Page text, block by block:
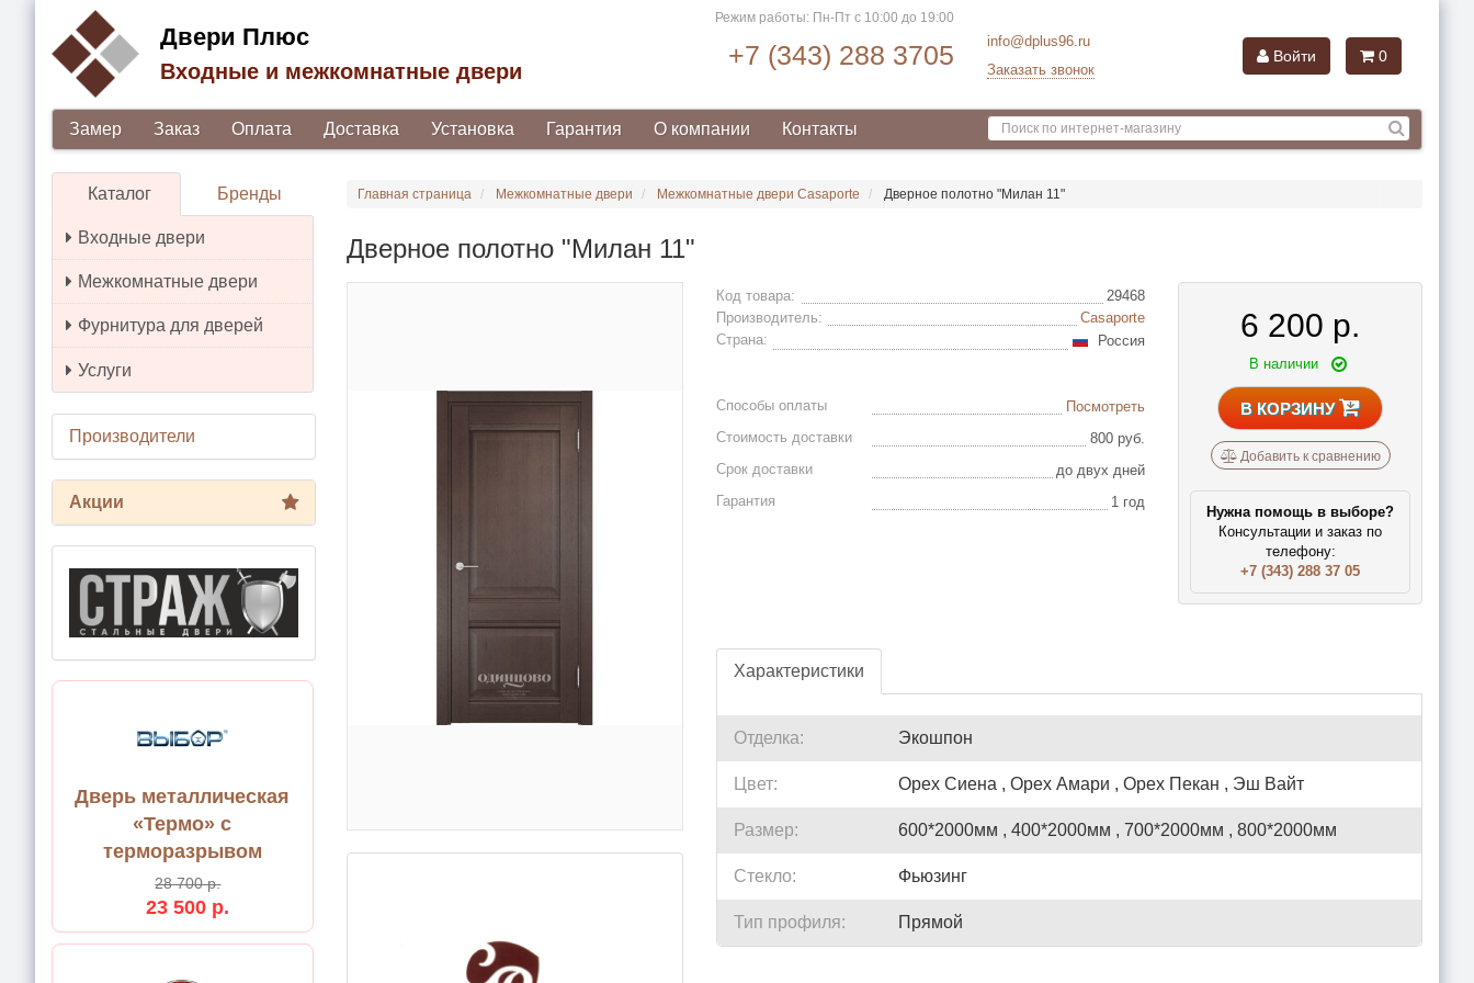
Двери Плюс
Входные и межкомнатные двери
Режим работы: Пн-Пт с 10:00 до 19:00
+7 (343) 288 3705
info@dplus96.ru
Заказать звонок
Войти 0
Замер Заказ Оплата Доставка Установка Гарантия О компании Контакты
Каталог Бренды
Входные двери
Межкомнатные двери
Фурнитура для дверей
Услуги
Производители
Акции
Дверь металлическая
«Термо» с
терморазрывом
28 700 р.
23 500 р.
Главная страница Межкомнатные двери Межкомнатные двери Casaporte Дверное полотно "Милан 11"
Дверное полотно "Милан 11"
Код товара:
29468
Производитель:
Casaporte
Страна:
Россия
Способы оплаты
Посмотреть
Стоимость доставки
800 руб.
Срок доставки
до двух дней
Гарантия
1 год
6 200 р.
В наличии
В КОРЗИНУ
Добавить к сравнению
Нужна помощь в выборе?
Консультации и заказ по
телефону:
+7 (343) 288 37 05
Характеристики
Отделка: Экошпон
Цвет: Орех Сиена , Орех Амари , Орех Пекан , Эш Вайт
Размер: 600*2000мм , 400*2000мм , 700*2000мм , 800*2000мм
Стекло: Фьюзинг
Тип профиля: Прямой